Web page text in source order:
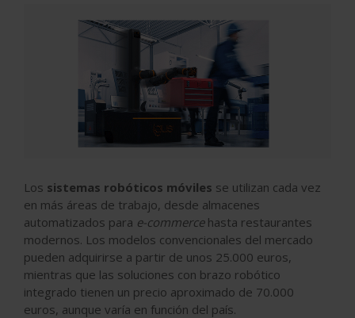
Los sistemas robóticos móviles se utilizan cada vez
en más áreas de trabajo, desde almacenes
automatizados para e-commercehasta restaurantes
modernos. Los modelos convencionales del mercado
pueden adquirirse a partir de unos 25.000 euros,
mientras que las soluciones con brazo robótico
integrado tienen un precio aproximado de 70.000
euros, aunque varía en función del país.